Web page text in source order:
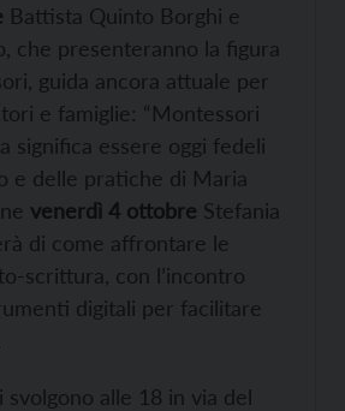
Battista Quinto Borghi e
che presenteranno la figura
guida ancora attuale per
e famiglie: “Montessori
significa essere oggi fedeli
e delle pratiche di Maria
venerdì 4 ottobre Stefania
di come affrontare le
scrittura, con l’incontro
digitali per facilitare
alle 18 in via del